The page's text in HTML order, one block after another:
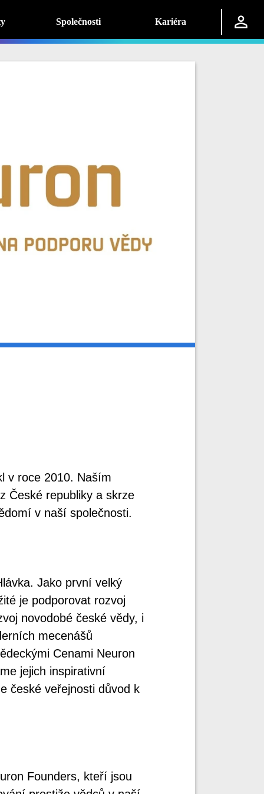
Společnosti Kariéra
v roce 2010. Naším
České republiky a skrze
v naší společnosti.
Jako první velký
je podporovat rozvoj
novodobé české vědy, i
mecenášů
Cenami Neuron
jejich inspirativní
české veřejnosti důvod k
Founders, kteří jsou